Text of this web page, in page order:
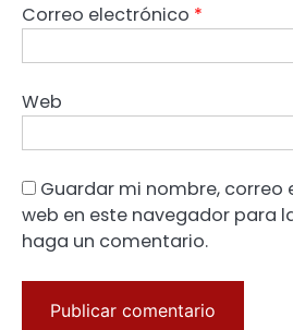
Correo electrónico *
Web
Guardar mi nombre, correo
web en este navegador para
haga un comentario.